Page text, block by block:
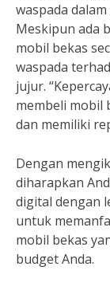
waspada
Meskipun ada
mobil bekas
waspada
jujur.
membeli mobil
dan memiliki
Dengan
diharapkan
digital dengan
untuk
mobil bekas
budget Anda.